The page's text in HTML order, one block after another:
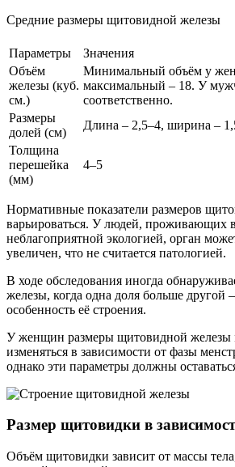
Средние размеры щитовидной железы
Параметры
Значения
Объём
железы (куб.
см.)
Минимальный объём у
максимальный – 18. У
соответственно.
Размеры
долей (см)
Длина – 2,5–4, ширина –
Толщина
перешейка
(мм)
4–5
Нормативные показатели размеров
варьироваться. У людей, проживающих
неблагоприятной экологией, орган
увеличен, что не считается патологией.
В ходе обследования иногда
железы, когда одна доля больше другой
особенность её строения.
У женщин размеры щитовидной железы
изменяться в зависимости от фазы
однако эти параметры должны
Размер щитовидки в
Объём щитовидки зависит от массы